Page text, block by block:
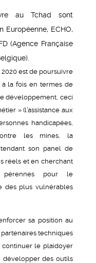
au Tchad sont
Européenne, ECHO,
(Agence Française
est de poursuivre
la fois en termes de
développement, ceci
» (l’assistance aux
handicapées,
les mines, la
son panel de
réels et en cherchant
pérennes pour le
des plus vulnérables
sa position au
techniques
continuer le plaidoyer
développer des outils